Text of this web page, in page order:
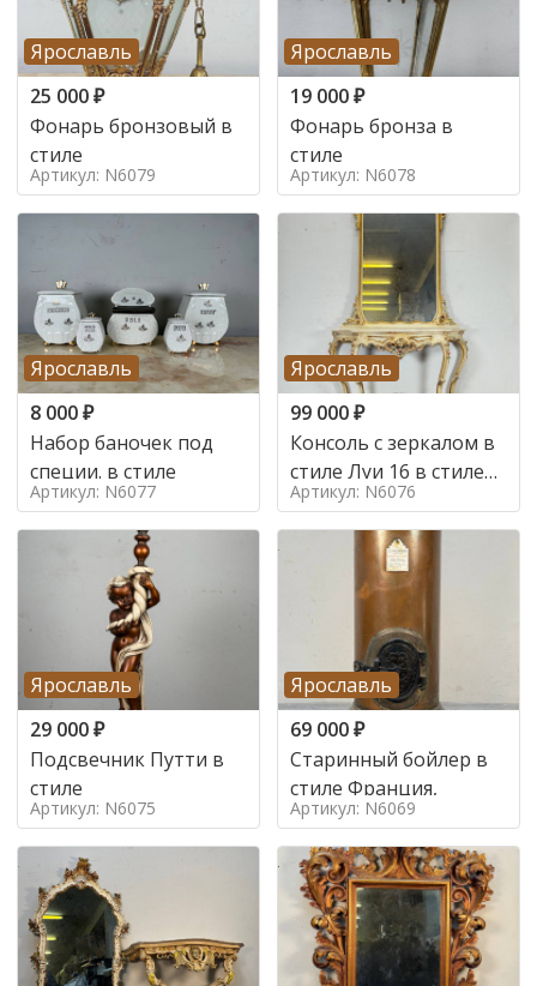
Ярославль
25 000₽
Фонарь бронзовый в
стиле
Артикул: N6079
Ярославль
19 000₽
Фонарь бронза в
стиле
Артикул: N6078
Ярославль
8 000₽
Набор баночек под
специи. в стиле
Артикул: N6077
Ярославль
99 000₽
Консоль с зеркалом в
стиле Луи 16 в стиле
Луи 16, Италия,
Артикул: N6076
Ярославль
29 000₽
Подсвечник Путти в
стиле
Артикул: N6075
Ярославль
69 000₽
Старинный бойлер в
стиле Франция,
Артикул: N6069